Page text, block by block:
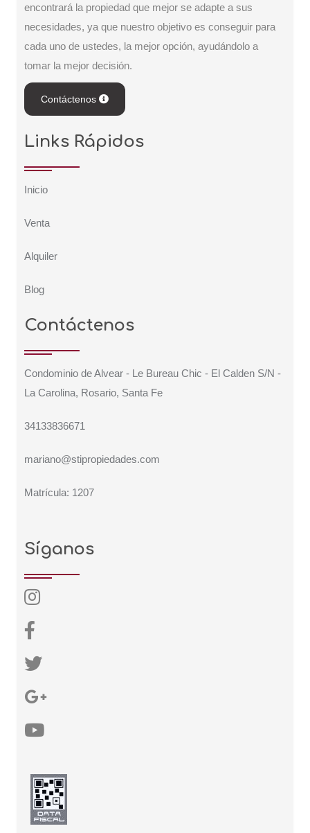
encontrará la propiedad que mejor se adapte a sus
necesidades, ya que nuestro objetivo es conseguir para
cada uno de ustedes, la mejor opción, ayudándolo a
tomar la mejor decisión.
Contáctenos
Links Rápidos
Inicio
Venta
Alquiler
Blog
Contáctenos
Condominio de Alvear - Le Bureau Chic - El Calden S/N -
La Carolina, Rosario, Santa Fe
34133836671
mariano@stipropiedades.com
Matrícula: 1207
Síganos